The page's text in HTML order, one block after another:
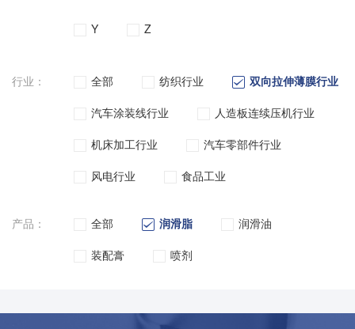
Y Z
行业： 全部 纺织行业
双向拉伸薄膜行业
汽车涂装线行业
人造板连续压机行业
机床加工行业
汽车零部件行业
风电行业
食品工业
产品： 全部 润滑脂
润滑油
装配膏
喷剂